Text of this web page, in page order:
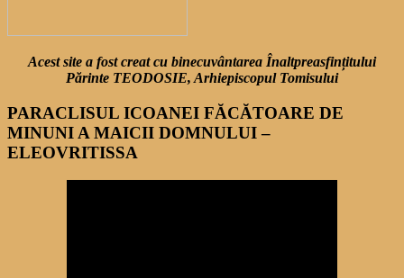
Acest site a fost creat cu binecuvântarea Înaltpreasfințitului
Părinte TEODOSIE, Arhiepiscopul Tomisului
PARACLISUL ICOANEI FĂCĂTOARE DE
MINUNI A MAICII DOMNULUI –
ELEOVRITISSA